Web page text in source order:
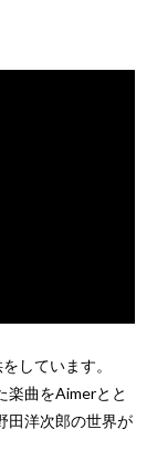
しています。
楽曲をAimerとと
田洋次郎の世界が